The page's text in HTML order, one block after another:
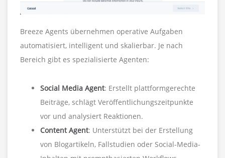
Breeze Agents übernehmen operative Aufgaben
automatisiert, intelligent und skalierbar. Je nach
Bereich gibt es spezialisierte Agenten:
Social Media Agent: Erstellt plattformgerechte
Beiträge, schlägt Veröffentlichungszeitpunkte
vor und analysiert Reaktionen.
Content Agent: Unterstützt bei der Erstellung
von Blogartikeln, Fallstudien oder Social-Media-